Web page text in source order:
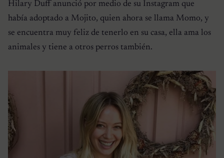
Hilary Duff anunció por medio de su Instagram que
había adoptado a Mojito, quien ahora se llama Momo, y
se encuentra muy feliz de tenerlo en su casa, ella ama los
animales y tiene a otros perros también.